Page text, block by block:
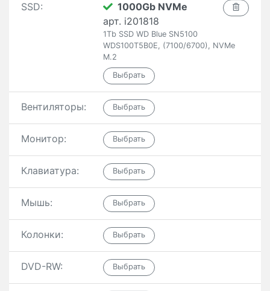
SSD:
1000Gb NVMe
арт. i201818
1Tb SSD WD Blue SN5100
WDS100T5B0E, (7100/6700), NVMe
M.2
Вентиляторы:
Монитор:
Клавиатура:
Мышь:
Колонки:
DVD-RW: